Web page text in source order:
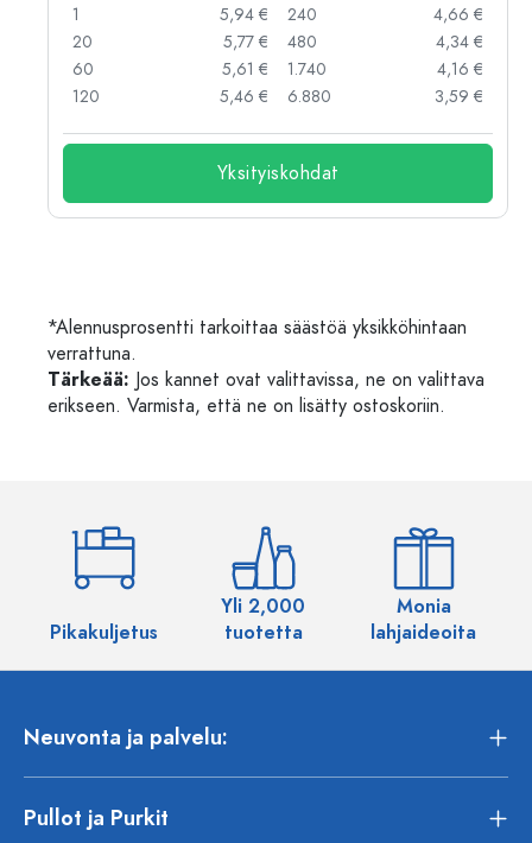
1
5,94 €
20
5,77 €
60
5,61 €
120
5,46 €
240
4,66 €
480
4,34 €
1.740
4,16 €
6.880
3,59 €
Yksityiskohdat
*Alennusprosentti tarkoittaa säästöä yksikköhintaan
verrattuna.
Tärkeää: Jos kannet ovat valittavissa, ne on valittava
erikseen. Varmista, että ne on lisätty ostoskoriin.
Pikakuljetus
Yli 2,000
tuotetta
Monia
lahjaideoita
Neuvonta ja palvelu:
Pullot ja Purkit